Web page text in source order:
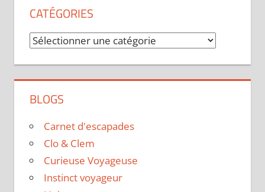
CATÉGORIES
Catégories
BLOGS
Carnet d'escapades
Clo & Clem
Curieuse Voyageuse
Instinct voyageur